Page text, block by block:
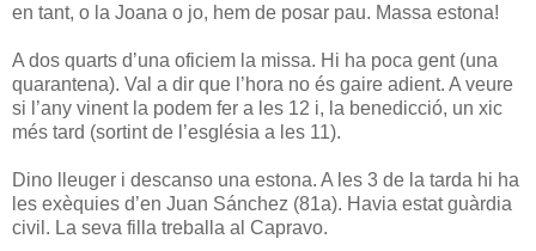
en tant, o la Joana o jo, hem de posar pau. Massa estona!
A dos quarts d’una oficiem la missa. Hi ha poca gent (una
quarantena). Val a dir que l’hora no és gaire adient. A veure
si l’any vinent la podem fer a les 12 i, la benedicció, un xic
més tard (sortint de l’església a les 11).
Dino lleuger i descanso una estona. A les 3 de la tarda hi ha
les exèquies d’en Juan Sánchez (81a). Havia estat guàrdia
civil. La seva filla treballa al Capravo.